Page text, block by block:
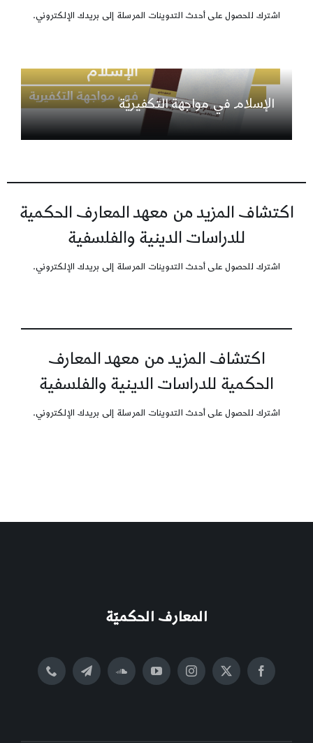
اشترك للحصول على أحدث التدوينات المرسلة إلى بريدك الإلكتروني.
الإسلام في مواجهة التكفيريّة
اكتشاف المزيد من معهد المعارف الحكمية
للدراسات الدينية والفلسفية
اشترك للحصول على أحدث التدوينات المرسلة إلى بريدك الإلكتروني.
اكتشاف المزيد من معهد المعارف
الحكمية للدراسات الدينية والفلسفية
اشترك للحصول على أحدث التدوينات المرسلة إلى بريدك الإلكتروني.
المعارف الحكميّة